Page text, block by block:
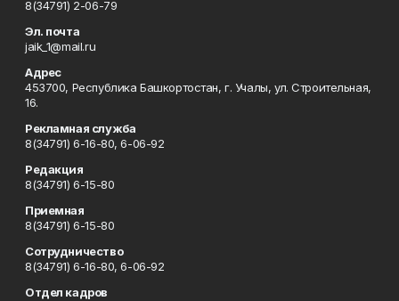
8(34791) 2-06-79
Эл. почта
jaik_1@mail.ru
Адрес
453700, Республика Башкортостан, г. Учалы, ул. Строительная,
16.
Рекламная служба
8(34791) 6-16-80, 6-06-92
Редакция
8(34791) 6-15-80
Приемная
8(34791) 6-15-80
Сотрудничество
8(34791) 6-16-80, 6-06-92
Отдел кадров